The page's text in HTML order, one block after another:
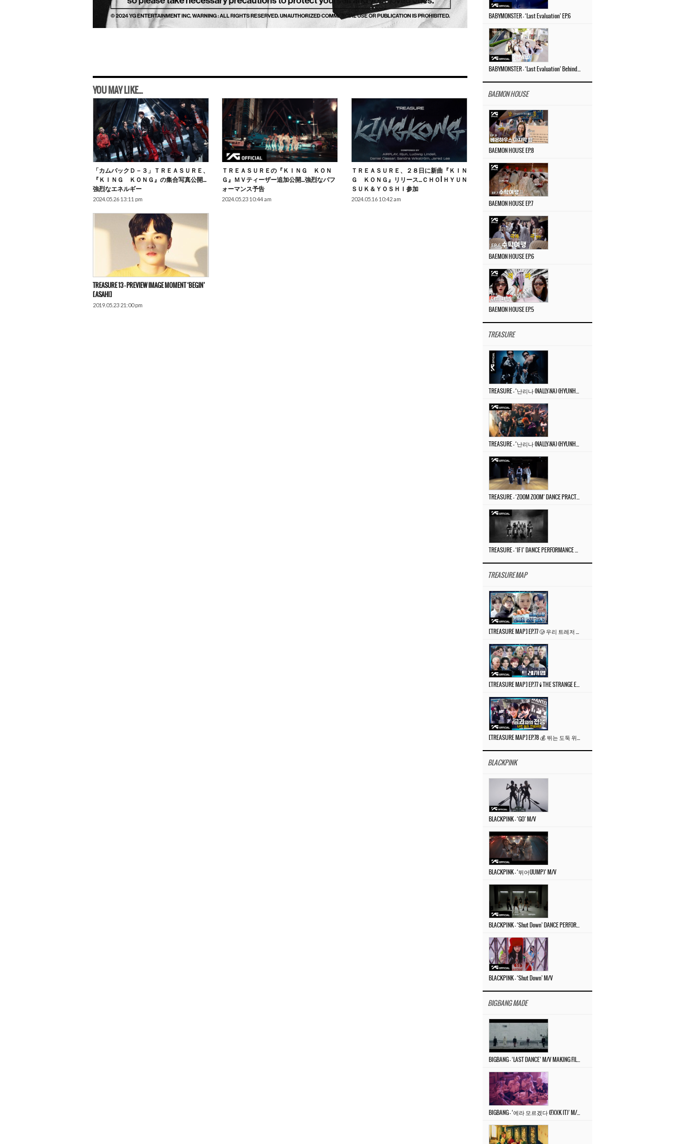
YOU MAY LIKE...
「カムバックＤ－３」ＴＲＥＡＳＵＲＥ、
『ＫＩＮＧ ＫＯＮＧ』の集合写真公開…
強烈なエネルギー
2024.05.26 13:11 pm
ＴＲＥＡＳＵＲＥの『ＫＩＮＧ ＫＯＮ
Ｇ』ＭＶティーザー追加公開…強烈なパフ
ォーマンス予告
2024.05.23 10:44 am
ＴＲＥＡＳＵＲＥ、２８日に新曲『ＫＩＮ
Ｇ ＫＯＮＧ』リリース…ＣＨＯI ＨＹＵＮ
ＳＵＫ＆ＹＯＳＨＩ参加
2024.05.16 10:42 am
TREASURE 13 – PREVIEW IMAGE MOMENT ‘BEGIN’
[ASAHI]
2019.05.23 21:00 pm
BABYMONSTER – ‘Last Evaluation’ EP.6
BAEMON HOUSE
BAEMON HOUSE EP.8
BAEMON HOUSE EP.7
BAEMON HOUSE EP.6
BAEMON HOUSE EP.5
TREASURE
TREASURE MAP
BLACKPINK
BLACKPINK – ‘GO’ M/V
BLACKPINK – ‘뛰어(JUMP)’ M/V
BLACKPINK – ‘Shut Down’ M/V
BIGBANG MADE